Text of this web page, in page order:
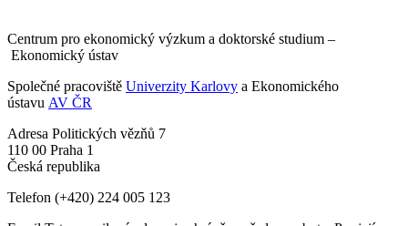
Centrum pro ekonomický výzkum a doktorské studium –
Ekonomický ústav
Společné pracoviště Univerzity Karlovy a Ekonomického
ústavu AV ČR
Adresa Politických vězňů 7
110 00 Praha 1
Česká republika
Telefon (+420) 224 005 123